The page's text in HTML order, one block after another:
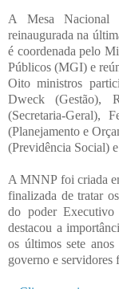
A Mesa Nacional
reinaugurada na
é coordenada pelo
Públicos (MGI) e
Oito ministros
Dweck (Gestão),
(Secretaria-Geral),
(Planejamento e
(Previdência Social)
A MNNP foi criada
finalizada de tratar
do poder Executivo
destacou a
os últimos sete
governo e servidores